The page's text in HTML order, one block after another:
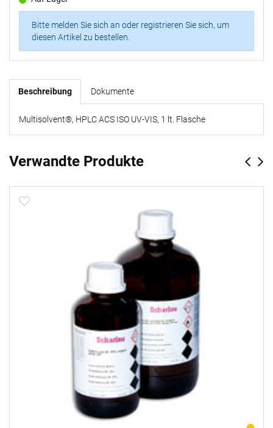
Bitte melden Sie sich an oder registrieren Sie sich, um
diesen Artikel zu bestellen.
Beschreibung Dokumente
Multisolvent®, HPLC ACS ISO UV-VIS, 1 lt. Flasche
Verwandte Produkte